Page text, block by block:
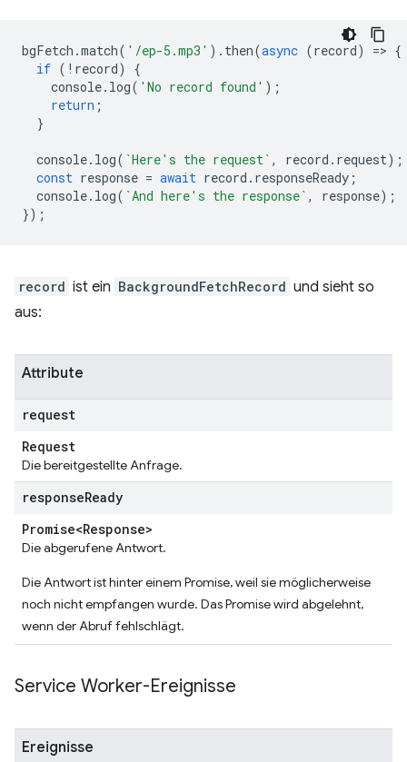
bgFetch .match( '/ep-5.mp3' ). then(async (record) => {
if ( ! record)
{
console. log( 'No record found' );
return ;
}
console. log( `Here's the request` , record . request);
const response = await record . responseReady ;
console. log( `And here's the response` , response);
});
record ist ein BackgroundFetchRecord und sieht so
aus:
Attribute
request
Request
Die bereitgestellte Anfrage.
responseReady
Promise<Response>
Die abgerufene Antwort.
Die Antwort ist hinter einem Promise, weil sie möglicherweise
noch nicht empfangen wurde. Das Promise wird abgelehnt,
wenn der Abruf fehlschlägt.
Service Worker-Ereignisse
Ereignisse